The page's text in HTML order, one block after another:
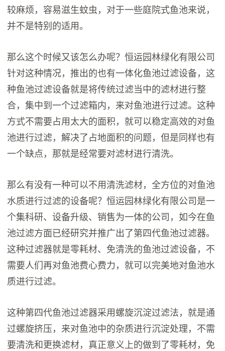
较麻烦，容易滋生蚊虫，对于一些庭院式鱼池来说，
并不是特别的适用。
那么这个时候又该怎么办呢？恒运园林绿化有限公司
针对这种情况，推出的也有一体化鱼池过滤设备，这
种鱼池过滤设备就是将传统过滤当中的滤材进行整
合，集中到一个过滤箱内，来对鱼池进行过滤。这种
方式不需要占用太大的面积，就可以稳定高效的对鱼
池进行过滤，解决了占地面积的问题，但是同样也有
一个缺点，那就是经常要对滤材进行清洗。
那么有没有一种可以不用清洗滤材，全方位的对鱼池
水质进行过滤的设备呢？恒运园林绿化有限公司是一
个集科研、设备升级、销售为一体的公司，如今在鱼
池过滤方面已经研究并推广出了第四代鱼池过滤器。
这种过滤器就是零耗材、免清洗的鱼池过滤设备，不
需要人们再对鱼池费心费力，就可以完美地对鱼池水
质进行过滤。
这种第四代鱼池过滤器采用螺旋沉淀过滤法，就是通
过螺旋挤压，来对鱼池中的杂质进行沉淀处理，不需
要清洗和更换滤材，真正意义上的做到了零耗材，免